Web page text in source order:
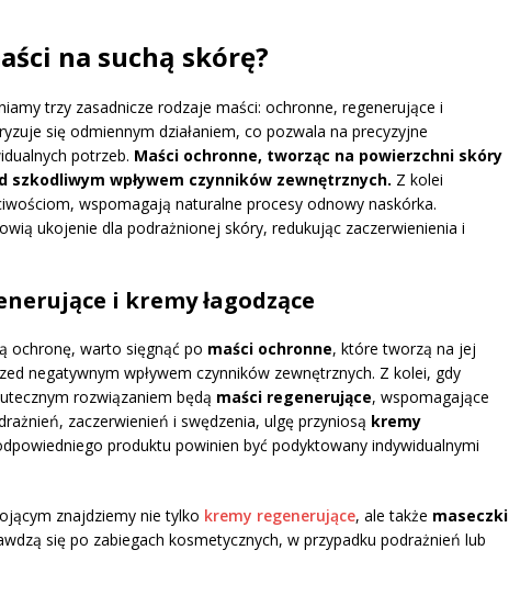
na suchą skórę?
trzy zasadnicze rodzaje maści: ochronne, regenerujące i
się odmiennym działaniem, co pozwala na precyzyjne
potrzeb. Maści ochronne, tworząc na powierzchni skóry
szkodliwym wpływem czynników zewnętrznych. Z kolei
wspomagają naturalne procesy odnowy naskórka.
ukojenie dla podrażnionej skóry, redukując zaczerwienienia i
i kremy łagodzące
ochronę, warto sięgnąć po maści ochronne, które tworzą na jej
negatywnym wpływem czynników zewnętrznych. Z kolei, gdy
rozwiązaniem będą maści regenerujące, wspomagające
zaczerwienień i swędzenia, ulgę przyniosą kremy
produktu powinien być podyktowany indywidualnymi
znajdziemy nie tylko kremy regenerujące, ale także maseczki
się po zabiegach kosmetycznych, w przypadku podrażnień lub